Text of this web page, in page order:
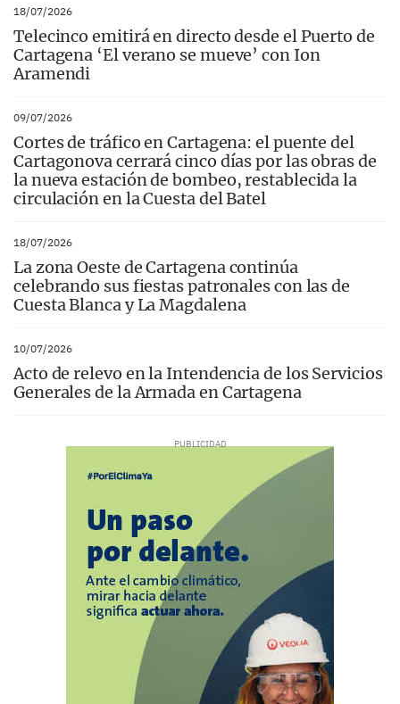
18/07/2026
Telecinco emitirá en directo desde el Puerto de
Cartagena ‘El verano se mueve’ con Ion
Aramendi
09/07/2026
Cortes de tráfico en Cartagena: el puente del
Cartagonova cerrará cinco días por las obras de
la nueva estación de bombeo, restablecida la
circulación en la Cuesta del Batel
18/07/2026
La zona Oeste de Cartagena continúa
celebrando sus fiestas patronales con las de
Cuesta Blanca y La Magdalena
10/07/2026
Acto de relevo en la Intendencia de los Servicios
Generales de la Armada en Cartagena